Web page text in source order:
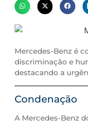
Mercedes-Benz é
discriminação e
destacando a
Condenação
A Mercedes-Benz